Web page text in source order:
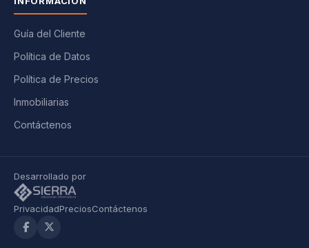
Guía del Cliente
Política de Datos
Política de Precios
Inmobiliarias
Contáctenos
Desarrollado por
PrivacidadPreciosContáctenos